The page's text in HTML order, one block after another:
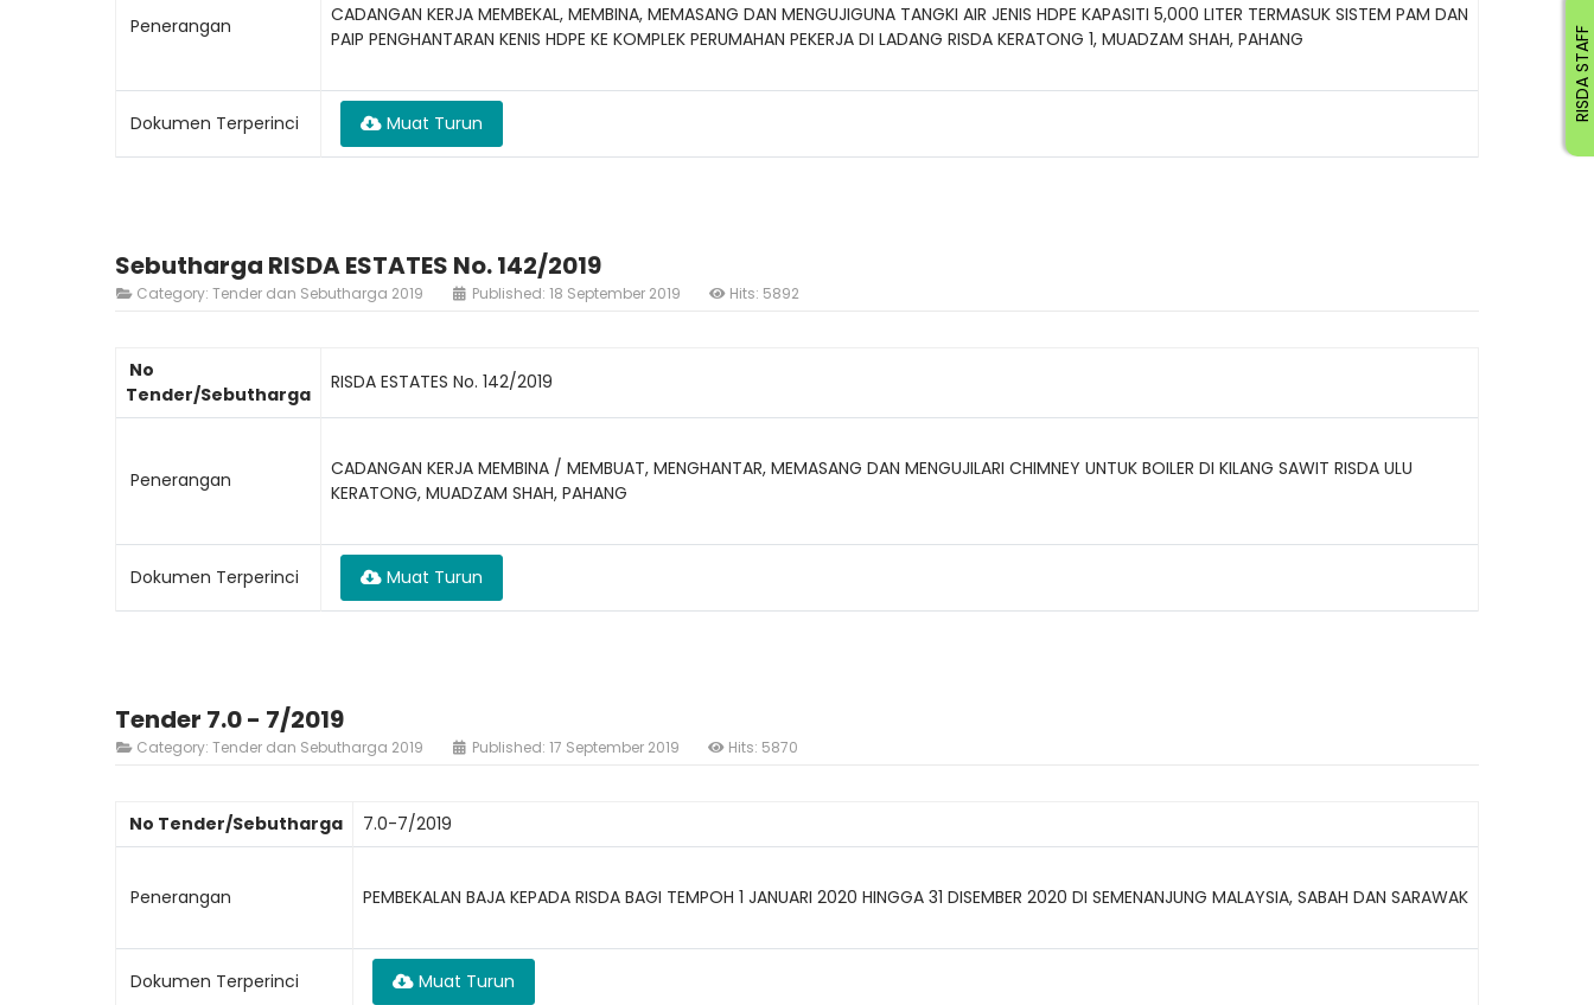
Penerangan
CADANGAN KERJA MEMBEKAL, MEMBINA, MEMASANG DAN MENGUJIGUNA TANGKI AIR JENIS HDPE KAPASITI 5,000 LITER TERMASUK SISTEM PAM DAN
PAIP PENGHANTARAN KENIS HDPE KE KOMPLEK PERUMAHAN PEKERJA DI LADANG RISDA KERATONG 1, MUADZAM SHAH, PAHANG
Dokumen Terperinci Muat Turun
Sebutharga RISDA ESTATES No. 142/2019
Category: Tender dan Sebutharga 2019 Published: 18 September 2019 Hits: 5892
No
Tender/Sebutharga
RISDA ESTATES No. 142/2019
Penerangan
CADANGAN KERJA MEMBINA / MEMBUAT, MENGHANTAR, MEMASANG DAN MENGUJILARI CHIMNEY UNTUK BOILER DI KILANG SAWIT RISDA ULU
KERATONG, MUADZAM SHAH, PAHANG
Dokumen Terperinci Muat Turun
Tender 7.0 - 7/2019
Category: Tender dan Sebutharga 2019 Published: 17 September 2019 Hits: 5870
No Tender/Sebutharga 7.0-7/2019
Penerangan PEMBEKALAN BAJA KEPADA RISDA BAGI TEMPOH 1 JANUARI 2020 HINGGA 31 DISEMBER 2020 DI SEMENANJUNG MALAYSIA, SABAH DAN SARAWAK
Dokumen Terperinci Muat Turun
RISDA STAFF